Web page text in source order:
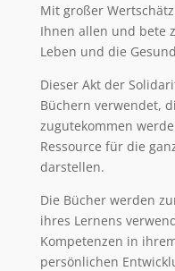
Mit großer
Ihnen allen und bete
Leben und die
Dieser Akt der
Büchern verwendet,
zugutekommen
Ressource für die
darstellen.
Die Bücher werden
ihres Lernens
Kompetenzen in
persönlichen